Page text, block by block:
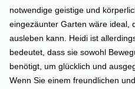
notwendige geistige und
eingezäunter Garten wäre ideal,
ausleben kann. Heidi ist
bedeutet, dass sie sowohl
benötigt, um glücklich und
Wenn Sie einem freundlichen